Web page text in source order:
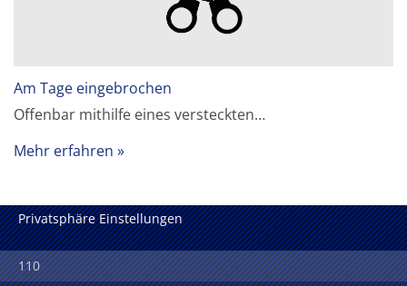
Am Tage eingebrochen
Offenbar mithilfe eines versteckten…
Mehr erfahren
Privatsphäre Einstellungen
110